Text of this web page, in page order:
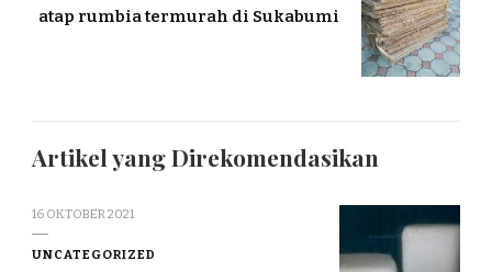
atap rumbia termurah di Sukabumi
Artikel yang Direkomendasikan
16 OKTOBER 2021
UNCATEGORIZED